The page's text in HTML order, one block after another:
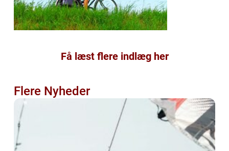
Få læst flere indlæg her
Flere Nyheder